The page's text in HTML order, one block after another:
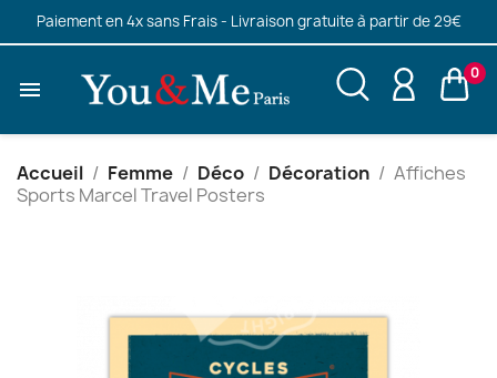
Paiement en 4x sans Frais - Livraison gratuite à partir de 29€

0
Accueil Femme Déco Décoration
Affiches
Sports Marcel Travel Posters